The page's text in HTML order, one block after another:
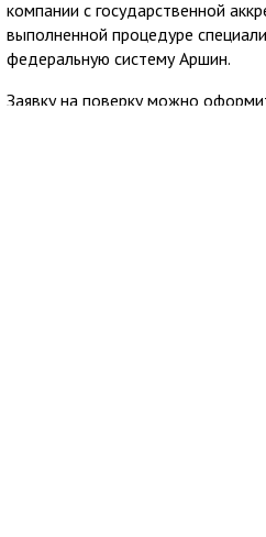
компании с государственной
выполненной процедуре
федеральную систему Аршин.
Заявку на поверку можно